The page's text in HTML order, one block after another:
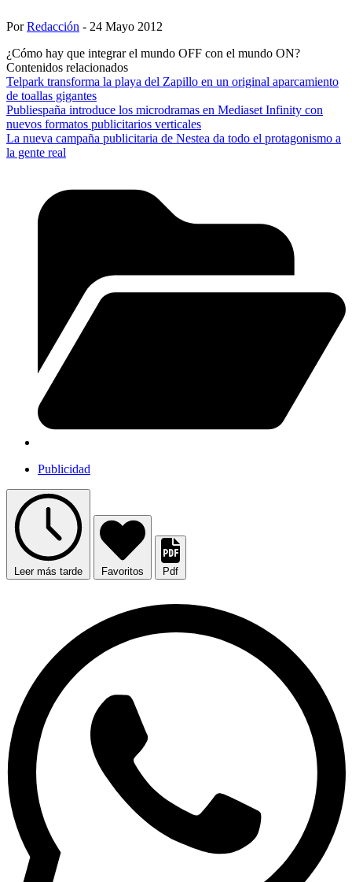
PorRedacción - 24 Mayo 2012
¿Cómo hay que integrar el mundo OFF con el mundo ON?
Contenidos relacionados
Telpark transforma la playa del Zapillo en un original aparcamiento
de toallas gigantes
Publiespaña introduce los microdramas en Mediaset Infinity con
nuevos formatos publicitarios verticales
La nueva campaña publicitaria de Nestea da todo el protagonismo a
la gente real
Publicidad
Leer más tarde Favoritos Pdf